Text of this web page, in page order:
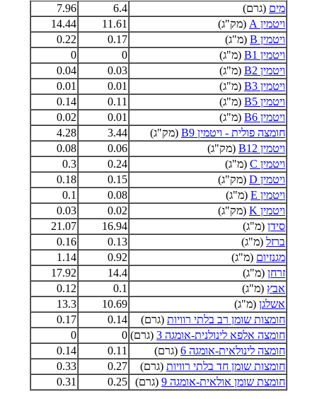
מים (גרם) 6.4
7.96
ויטמין A
(מק"ג) 11.61
14.44
ויטמין B
(מ"ג) 0.17
0.22
ויטמין B1
(מ"ג) 0
0
ויטמין B2
(מ"ג) 0.03
0.04
ויטמין B3
(מ"ג) 0.01
0.01
ויטמין B5
(מ"ג) 0.11
0.14
ויטמין B6
(מ"ג) 0.01
0.02
חומצה פולית - ויטמין B9
(מק"ג) 3.44
4.28
ויטמין B12
(מק"ג) 0.06
0.08
ויטמין C
(מ"ג) 0.24
0.3
ויטמין D
(מק"ג) 0.15
0.18
ויטמין E
(מ"ג) 0.08
0.1
ויטמין K
(מק"ג) 0.02
0.03
סידן (מ"ג) 16.94
21.07
ברזל (מ"ג) 0.13
0.16
מגנזיום (מ"ג) 0.92
1.14
זרחן (מ"ג) 14.4
17.92
אבץ (מ"ג) 0.1
0.12
אשלגן (מ"ג) 10.69
13.3
חומצות שומן רב בלתי רוויות (גרם) 0.14
0.17
חומצה אלפא לינולנית-אומגה 3
(גרם) 0
0
חומצה לינולאית-אומגה 6
(גרם) 0.11
0.14
חומצות שומן חד בלתי רוויות (גרם) 0.27
0.33
חומצת שומן אולאית-אומגה 9
(גרם) 0.25
0.31